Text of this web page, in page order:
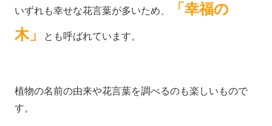
いずれも幸せな花言葉が多いため、
「幸福の
木」
とも呼ばれています。
植物の名前の由来や花言葉を調べるのも楽しいもので
す。